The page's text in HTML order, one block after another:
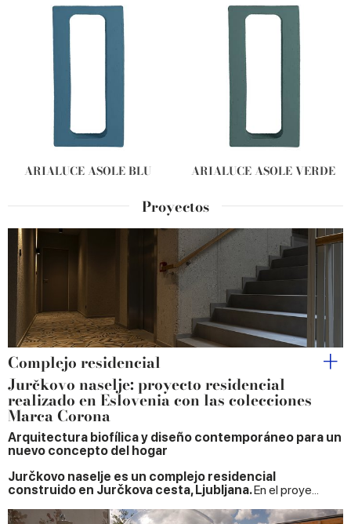
ARIALUCE ASOLE BLU ARIALUCE ASOLE VERDE
Proyectos
Complejo residencial
Jurčkovo naselje: proyecto residencial
realizado en Eslovenia con las colecciones
Marca Corona
Arquitectura biofílica y diseño contemporáneo para un
nuevo concepto del hogar
Jurčkovo naselje es un complejo residencial
construido en Jurčkova cesta, Ljubljana.En el proye...